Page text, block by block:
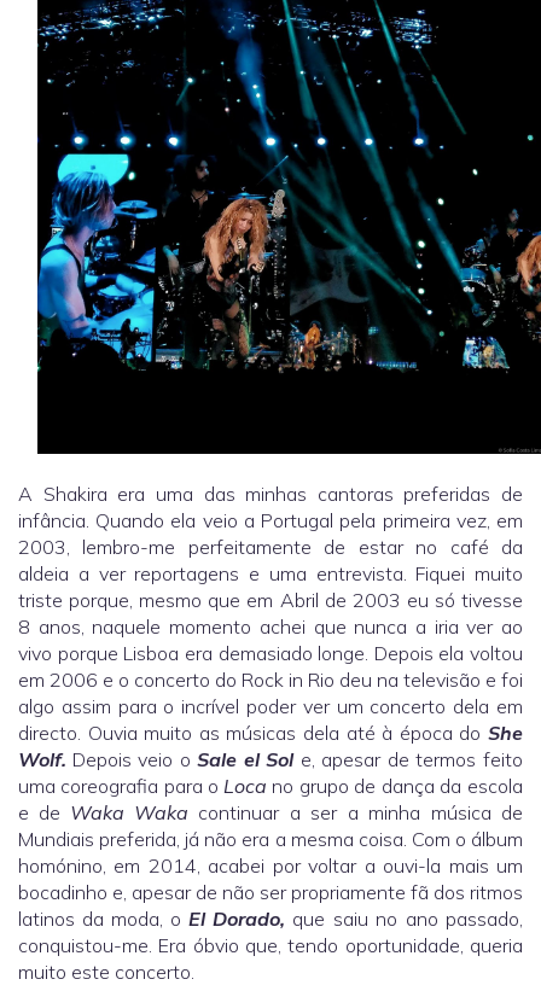
A Shakira era uma das minhas cantoras preferidas de
infância. Quando ela veio a Portugal pela primeira vez, em
2003, lembro-me perfeitamente de estar no café da
aldeia a ver reportagens e uma entrevista. Fiquei muito
triste porque, mesmo que em Abril de 2003 eu só tivesse
8 anos, naquele momento achei que nunca a iria ver ao
vivo porque Lisboa era demasiado longe. Depois ela voltou
em 2006 e o concerto do Rock in Rio deu na televisão e foi
algo assim para o incrível poder ver um concerto dela em
directo. Ouvia muito as músicas dela até à época do She
Wolf. Depois veio o Sale el Sole, apesar de termos feito
uma coreografia para o Loca no grupo de dança da escola
e de Waka Waka continuar a ser a minha música de
Mundiais preferida, já não era a mesma coisa. Com o álbum
homónino, em 2014, acabei por voltar a ouvi-la mais um
bocadinho e, apesar de não ser propriamente fã dos ritmos
latinos da moda, o El Dorado, que saiu no ano passado,
conquistou-me. Era óbvio que, tendo oportunidade, queria
muito este concerto.